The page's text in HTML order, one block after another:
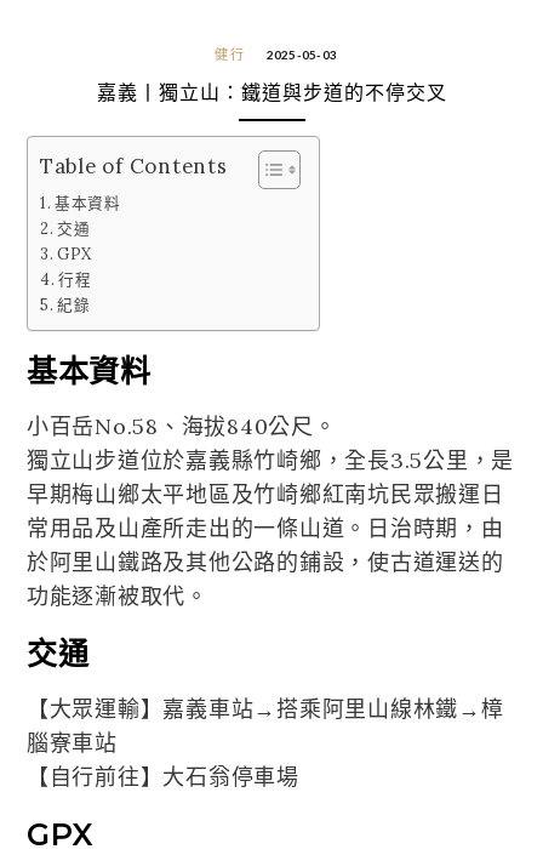
健行 2025-05-03
嘉義丨獨立山：鐵道與步道的不停交叉
Table of Contents
基本資料
交通
GPX
行程
紀錄
基本資料
小百岳No.58、海拔840公尺。
獨立山步道位於嘉義縣竹崎鄉，全長3.5公里，是
早期梅山鄉太平地區及竹崎鄉紅南坑民眾搬運日
常用品及山產所走出的一條山道。日治時期，由
於阿里山鐵路及其他公路的鋪設，使古道運送的
功能逐漸被取代。
交通
【大眾運輸】嘉義車站→搭乘阿里山線林鐵→樟
腦寮車站
【自行前往】大石翁停車場
GPX